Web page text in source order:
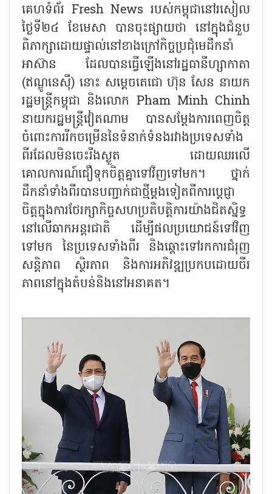
គេហទំព័រ Fresh News របស់កម្ពុជានៅរសៀល
ថ្ងៃទី២៤ ខែមេសា បានចុះផ្សាយថា នៅក្នុងជំនួប
ពិភាក្សាដោយផ្ទាល់នៅខាងក្រៅកិច្ចប្រជុំមេដឹកនាំ
អាស៊ាន ដែលបានធ្វើឡើងនៅរដ្ឋធានីហ្សាកាតា
(ឥណ្ឌូនេស៊ី) នោះ សម្ដេចតេជោ ហ៊ុន សែន នាយក
រដ្ឋមន្រ្តីកម្ពុជា និងលោក Pham Minh Chinh
នាយករដ្ឋមន្រ្តីវៀតណាម បានសម្ដែងការពេញចិត្ត
ចំពោះការរីកចម្រើននៃទំនាក់ទំនងរវាងប្រទេសទាំង
ពីរដែលមិនចេះរីងស្ងួត ដោយឈរលើ
គោលការណ៍ជឿទុកចិត្តគ្នាទៅវិញទៅមក។ ថ្នាក់
ដឹកនាំទាំងពីរបានបញ្ជាក់ជាថ្មីម្ដងទៀតពីការប្ដេជ្ញា
ចិត្តក្នុងការថែរក្សាកិច្ចសហប្រតិបត្តិការយ៉ាងជិតស្និទ្ធ
នៅលើឆាកអន្តរជាតិ ដើម្បីផលប្រយោជន៍ទៅវិញ
ទៅមក នៃប្រទេសទាំងពីរ និងឆ្ពោះទៅរកការជំរុញ
សន្តិភាព ស្ថិរភាព និងការអភិវឌ្ឍប្រកបដោយចីរ
ភាពនៅក្នុងតំបន់និងនៅអនាគត។